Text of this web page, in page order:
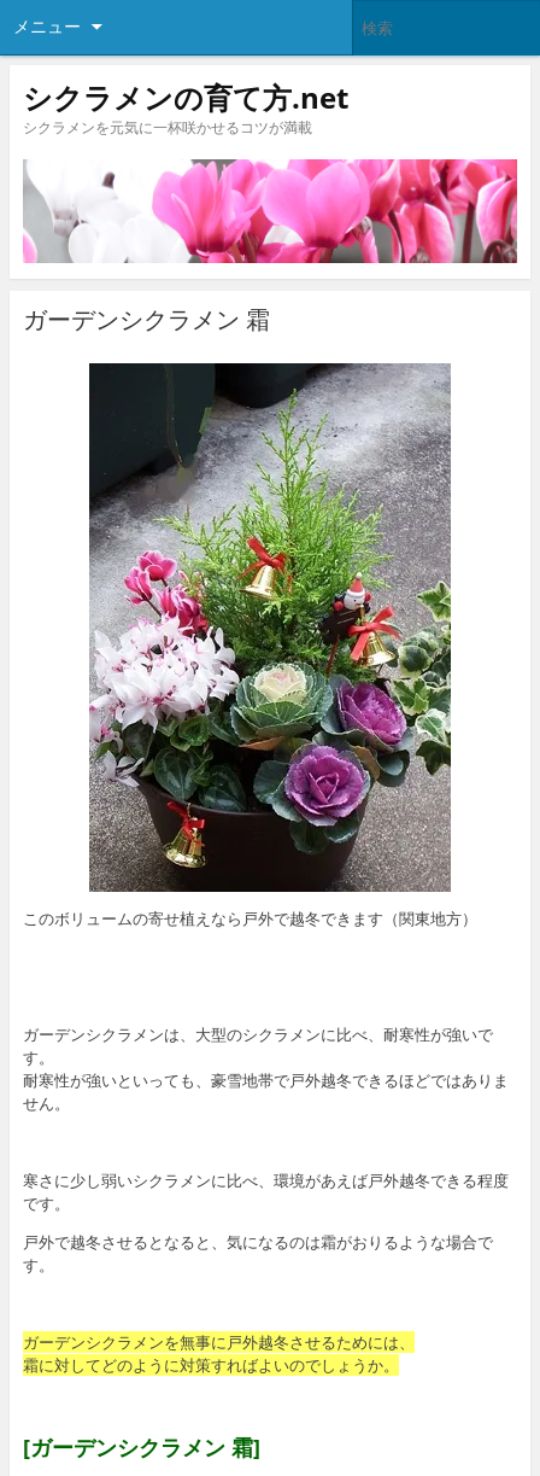
メニュー
シクラメンの育て方.net
シクラメンを元気に一杯咲かせるコツが満載
ガーデンシクラメン 霜
このボリュームの寄せ植えなら戸外で越冬できます（関東地方）
ガーデンシクラメンは、大型のシクラメンに比べ、耐寒性が強いで
す。
耐寒性が強いといっても、豪雪地帯で戸外越冬できるほどではありま
せん。
寒さに少し弱いシクラメンに比べ、環境があえば戸外越冬できる程度
です。
戸外で越冬させるとなると、気になるのは霜がおりるような場合で
す。
ガーデンシクラメンを無事に戸外越冬させるためには、
霜に対してどのように対策すればよいのでしょうか。
[ガーデンシクラメン 霜]